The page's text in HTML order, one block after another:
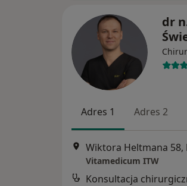
dr
Adres 1 Adres 2
Wiktora Heltmana 58,
Vitamedicum ITW
Konsultacja